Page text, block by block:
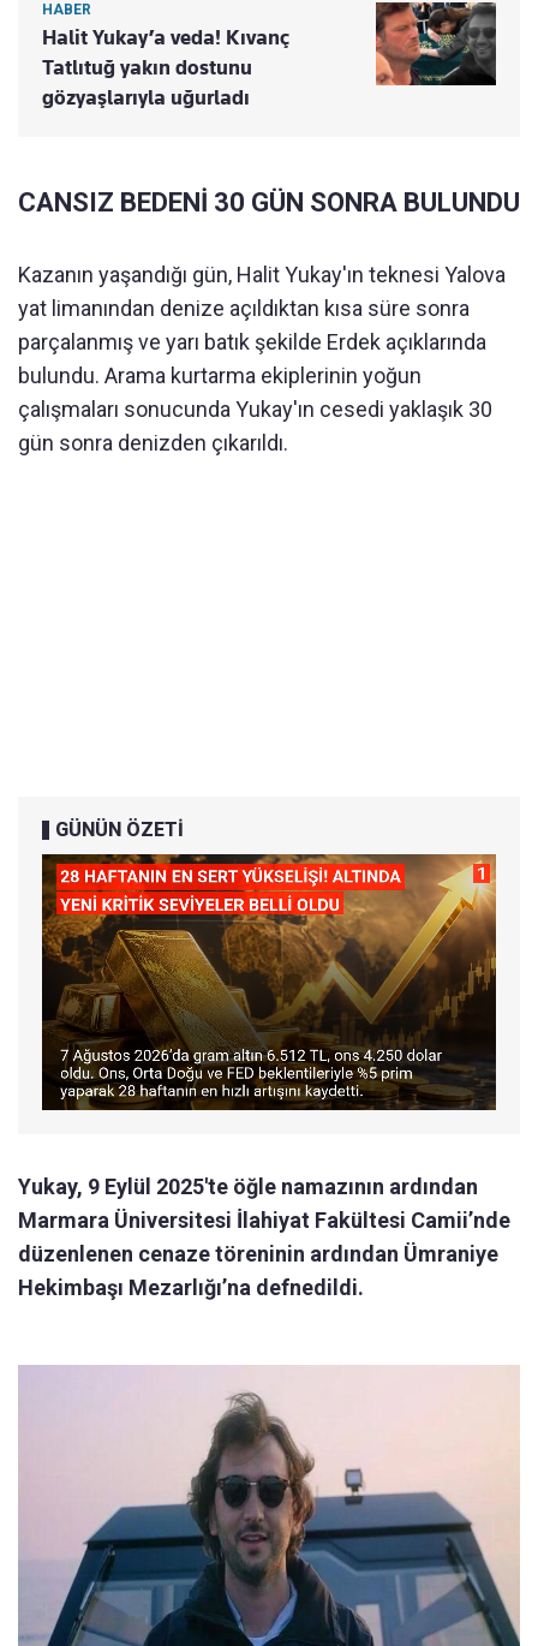
HABER
Halit Yukay’a veda! Kıvanç
Tatlıtuğ yakın dostunu
gözyaşlarıyla uğurladı
CANSIZ BEDENİ 30 GÜN SONRA BULUNDU
Kazanın yaşandığı gün, Halit Yukay'ın teknesi Yalova
yat limanından denize açıldıktan kısa süre sonra
parçalanmış ve yarı batık şekilde Erdek açıklarında
bulundu. Arama kurtarma ekiplerinin yoğun
çalışmaları sonucunda Yukay'ın cesedi yaklaşık 30
gün sonra denizden çıkarıldı.
GÜNÜN ÖZETİ
Yukay, 9 Eylül 2025'te öğle namazının ardından
Marmara Üniversitesi İlahiyat Fakültesi Camii’nde
düzenlenen cenaze töreninin ardından Ümraniye
Hekimbaşı Mezarlığı’na defnedildi.